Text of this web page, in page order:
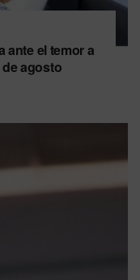
ante el temor a
agosto